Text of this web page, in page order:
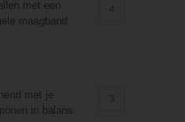
met een
maagband
4
met je
in balans
3